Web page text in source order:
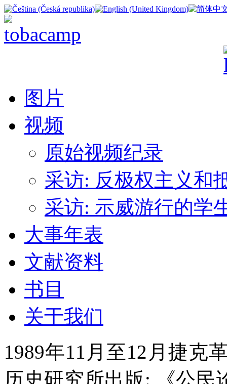
图片
视频
原始视频纪录
采访: 反极权主义和
采访: 示威游行的学
大事年表
文献资料
书目
关于我们
1989年11月至12月捷克
历史研究所出版: 《公民